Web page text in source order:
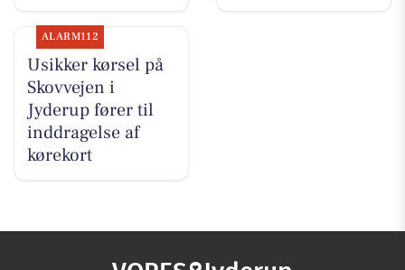
ALARM112
Usikker kørsel på
Skovvejen i
Jyderup fører til
inddragelse af
kørekort